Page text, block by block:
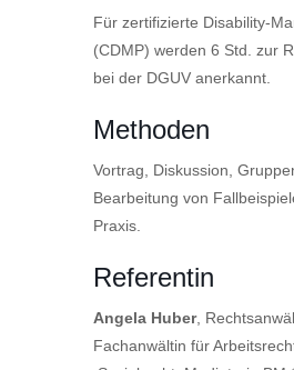
Für zertifizierte Disability-
(CDMP) werden 6 Std. zur
bei der DGUV anerkannt.
Methoden
Vortrag, Diskussion,
Bearbeitung von
Praxis.
Referentin
Angela Huber,
Fachanwältin für